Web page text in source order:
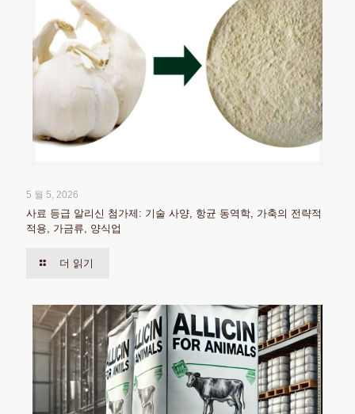
5 월 5, 2026
사료 등급 알리신 첨가제: 기술 사양, 항균 동역학, 가축의 전략적
적용, 가금류, 양식업
더 읽기